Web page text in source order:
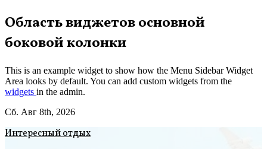
Перейти
к
содержимому
Область виджетов основной
боковой колонки
This is an example widget to show how the Menu Sidebar Widget
Area looks by default. You can add custom widgets from the
widgets in the admin.
Сб. Авг 8th, 2026
Интересный отдых